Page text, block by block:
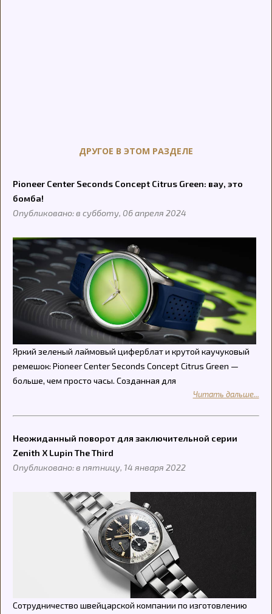
ДРУГОЕ В ЭТОМ РАЗДЕЛЕ
Pioneer Center Seconds Concept Citrus Green: вау, это
бомба!
Опубликовано: в субботу, 06 апреля 2024
Яркий зеленый лаймовый циферблат и крутой каучуковый
ремешок: Pioneer Center Seconds Concept Citrus Green —
больше, чем просто часы. Созданная для
Читать дальше...
Неожиданный поворот для заключительной серии
Zenith Х Lupin The Third
Опубликовано: в пятницу, 14 января 2022
Сотрудничество швейцарской компании по изготовлению